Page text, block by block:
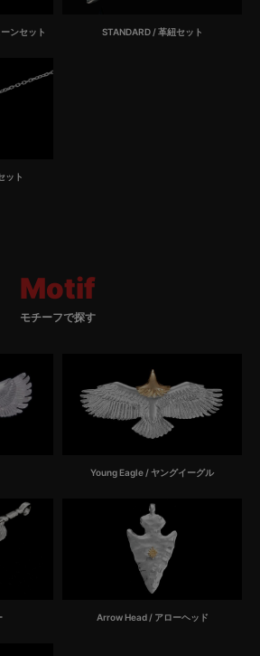
ンセット STANDARD / 革紐セット
ット
Motif
モチーフで探す
Young Eagle / ヤングイーグル
Arrow Head / アローヘッド